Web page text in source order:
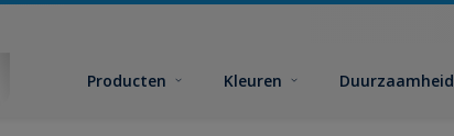
Producten Kleuren Duurzaamheid